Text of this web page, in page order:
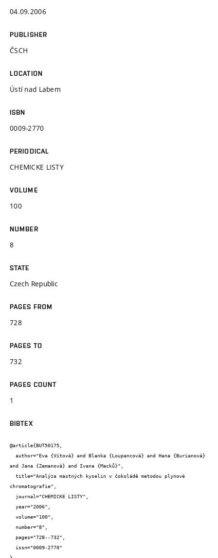
04.09.2006
PUBLISHER
ČSCH
LOCATION
Ústí nad Labem
ISBN
0009-2770
PERIODICAL
CHEMICKE LISTY
VOLUME
100
NUMBER
8
STATE
Czech Republic
PAGES FROM
728
PAGES TO
732
PAGES COUNT
1
BIBTEX
@article{BUT50175,
and Jana {Zemanová} and Ivana {Macků}",
chromatografie",